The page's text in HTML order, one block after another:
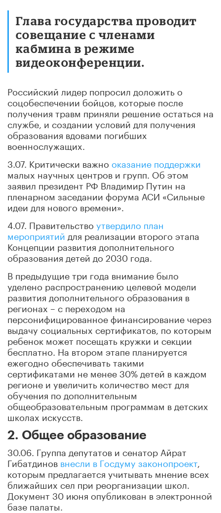
Глава государства проводит
совещание с членами
кабмина в режиме
видеоконференции.
Российский лидер попросил доложить о
соцобеспечении бойцов, которые после
получения травм приняли решение остаться на
службе, и создании условий для получения
образования вдовами погибших
военнослужащих.
3.07. Критически важно оказание поддержки
малых научных центров и групп. Об этом
заявил президент РФ Владимир Путин на
пленарном заседании форума АСИ «Сильные
идеи для нового времени».
4.07. Правительствоутвердило план
мероприятий для реализации второго этапа
Концепции развития дополнительного
образования детей до 2030 года.
В предыдущие три года внимание было
уделено распространению целевой модели
развития дополнительного образования в
регионах – с переходом на
персонифицированное финансирование через
выдачу социальных сертификатов, по которым
ребенок может посещать кружки и секции
бесплатно. На втором этапе планируется
ежегодно обеспечивать такими
сертификатами не менее 30% детей в каждом
регионе и увеличить количество мест для
обучения по дополнительным
общеобразовательным программам в детских
школах искусств.
2. Общее образование
30.06. Группа депутатов и сенатор Айрат
Гибатдинов внесли в Госдуму законопроект,
которым предлагается учитывать мнение всех
ближайших сел при реорганизации школ.
Документ 30 июня опубликован в электронной
базе палаты.